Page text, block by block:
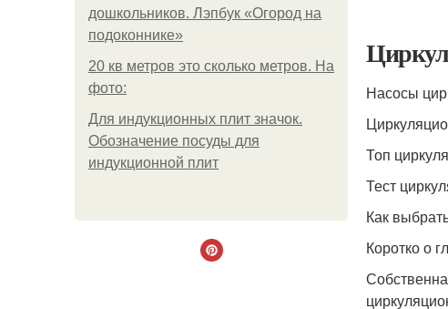
дошкольников. Лэпбук «Огород на
подоконнике»
20 кв метров это сколько метров. На
фото:
Для индукционных плит значок.
Обозначение посуды для
индукционной плит
Насосы
Топ
Тест
Как
Коротко о